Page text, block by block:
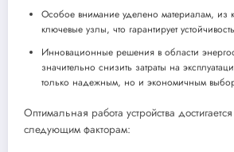
Особое внимание уделено материалам, из
ключевые узлы, что гарантирует
Инновационные решения в области
значительно снизить затраты на
только надежным, но и экономичным
Оптимальная работа устройства
следующим факторам: